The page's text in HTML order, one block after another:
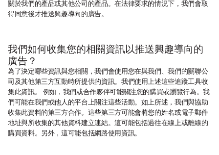
關於我們的產品或其他公司的產品。在法律要求的情況下，我們會取
得同意後才推送興趣導向的廣告。
我們如何收集您的相關資訊以推送興趣導向的
廣告？
為了決定哪些資訊與您相關，我們會使用您在與我們、我們的關聯公
司及其他第三方互動時所提供的資訊。我們使用上述這些追蹤工具收
集此資訊。 例如，我們或合作夥伴可能關注您的購買或瀏覽行為。我
們可能在我們或他人的平台上關注這些活動。如上所述，我們與協助
收集此資料的第三方合作。這些第三方可能會將您的姓名或電子郵件
地址與所收集的其他資料建立連結。這可能包括過往在線上或離線的
購買資料。另外，這可能包括網路使用資訊。